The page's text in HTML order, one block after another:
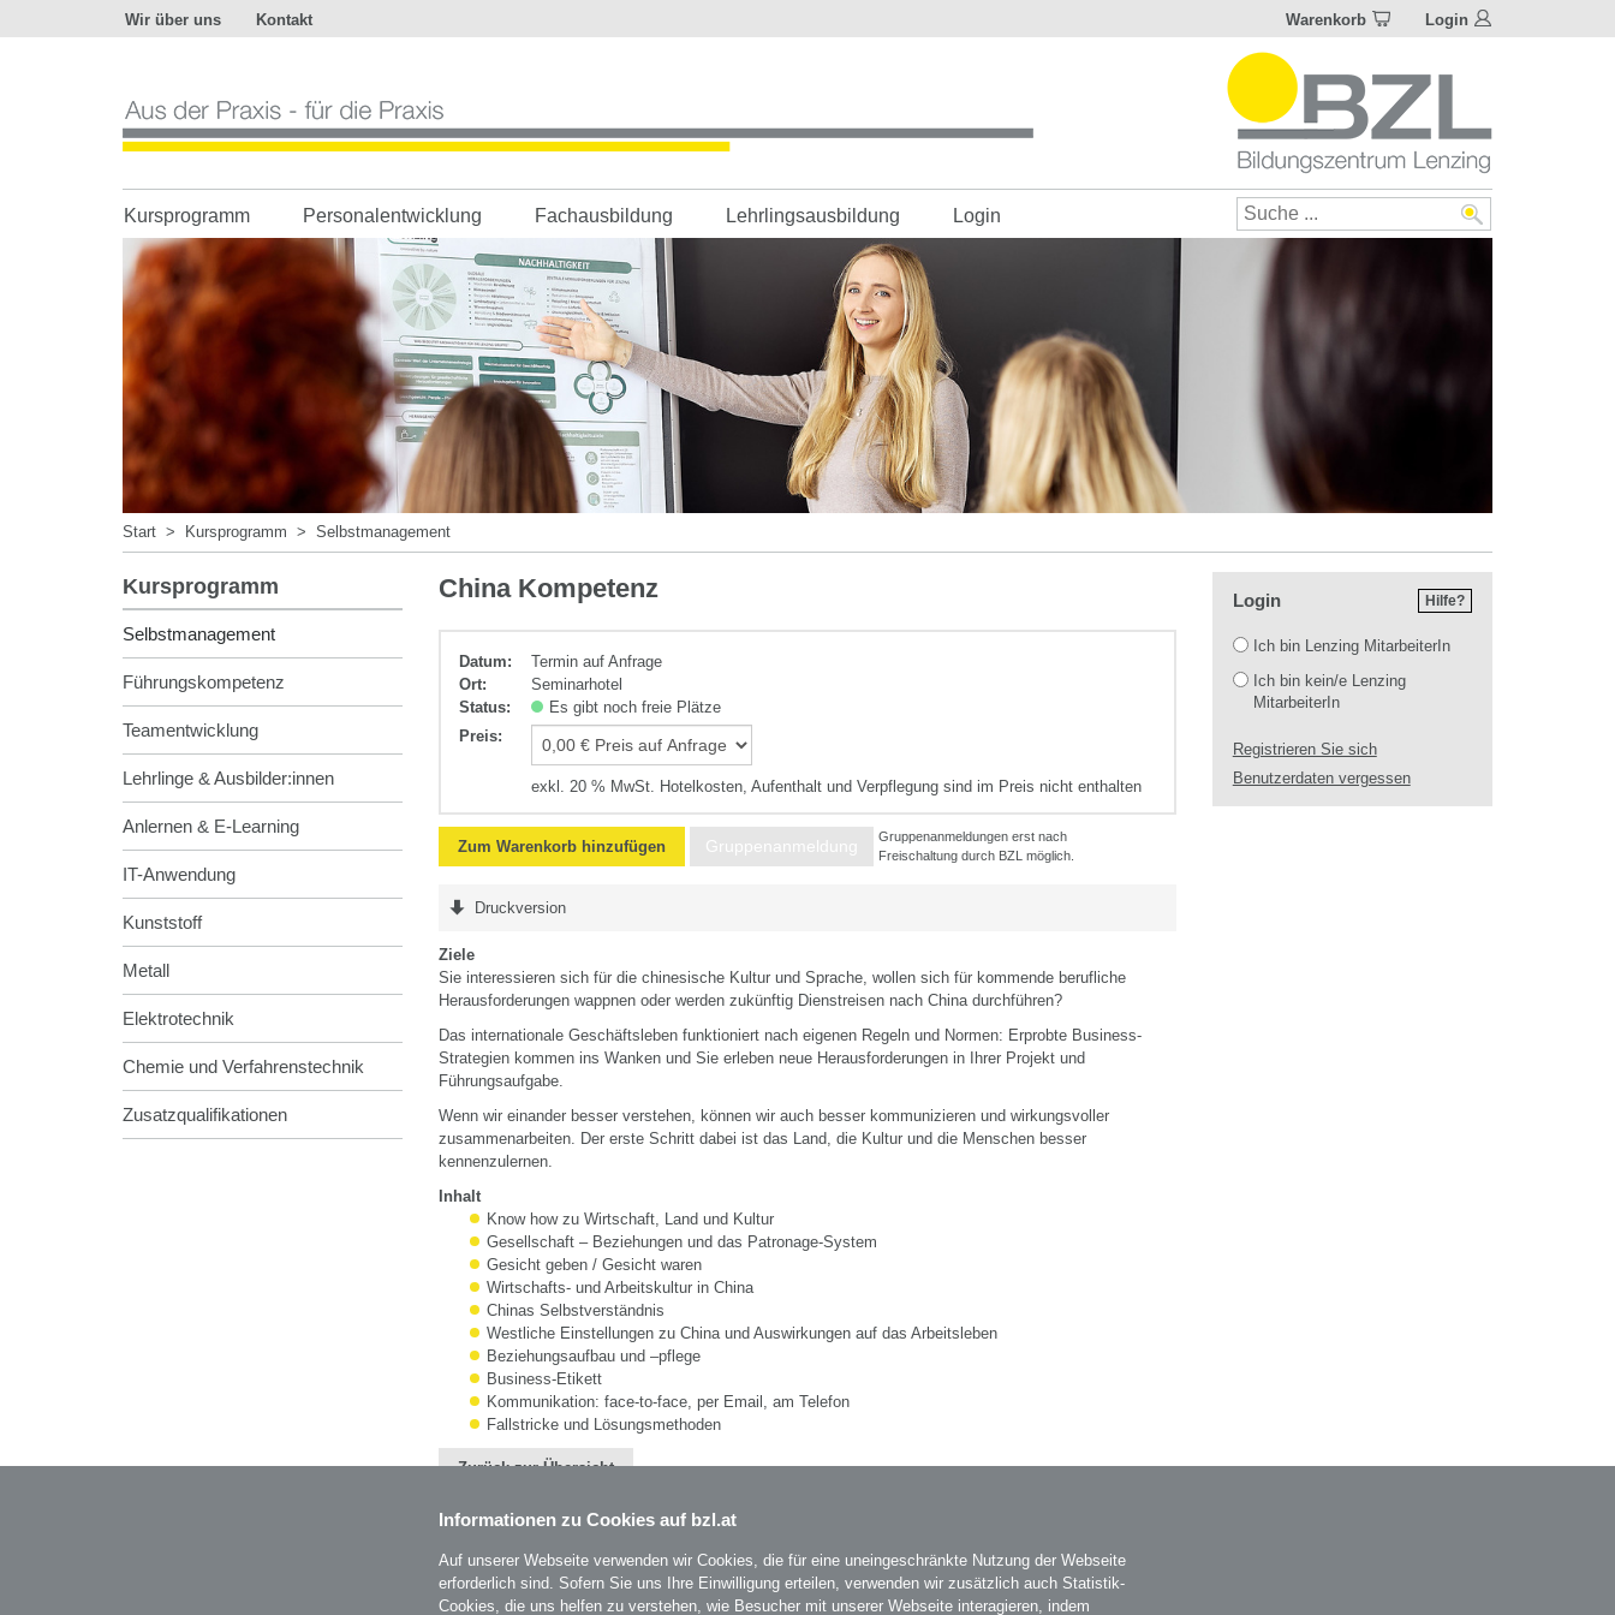
Wir über uns Kontakt Warenkorb Login
der
Praxis
-
die
Praxis
Kursprogramm Personalentwicklung Fachausbildung Lehrlingsausbildung Login
Start > Kursprogramm > Selbstmanagement
Kursprogramm
Selbstmanagement
Führungskompetenz
Teamentwicklung
Lehrlinge & Ausbilder:innen
Anlernen & E-Learning
IT-Anwendung
Kunststoff
Metall
Elektrotechnik
Chemie und Verfahrenstechnik
Zusatzqualifikationen
Selbstmanagement
China Kompetenz
Datum:
Termin auf Anfrage
Ort:
Seminarhotel
Status:
Es gibt noch freie Plätze
Preis:
exkl. 20 % MwSt. Hotelkosten, Aufenthalt und Verpflegung sind im Preis nicht enthalten
Zum Warenkorb hinzufügen Gruppenanmeldung
Gruppenanmeldungen erst nach
Freischaltung durch BZL möglich.
Druckversion
Ziele
Sie interessieren sich für die chinesische Kultur und Sprache, wollen sich für kommende berufliche
Herausforderungen wappnen oder werden zukünftig Dienstreisen nach China durchführen?
Das internationale Geschäftsleben funktioniert nach eigenen Regeln und Normen: Erprobte Business-
Strategien kommen ins Wanken und Sie erleben neue Herausforderungen in Ihrer Projekt und
Führungsaufgabe.
Wenn wir einander besser verstehen, können wir auch besser kommunizieren und wirkungsvoller
zusammenarbeiten. Der erste Schritt dabei ist das Land, die Kultur und die Menschen besser
kennenzulernen.
Inhalt
Know how zu Wirtschaft, Land und Kultur
Gesellschaft – Beziehungen und das Patronage-System
Gesicht geben / Gesicht waren
Wirtschafts- und Arbeitskultur in China
Chinas Selbstverständnis
Westliche Einstellungen zu China und Auswirkungen auf das Arbeitsleben
Beziehungsaufbau und –pflege
Business-Etikett
Kommunikation: face-to-face, per Email, am Telefon
Fallstricke und Lösungsmethoden
Zurück zur Übersicht
Hilfe?
Login
Ich bin Lenzing MitarbeiterIn
Ich bin kein/e Lenzing
MitarbeiterIn
Registrieren Sie sich
Benutzerdaten vergessen
BZL- Bildungszentrum Lenzingauf Facebook
Informationen zu Cookies auf bzl.at
Auf unserer Webseite verwenden wir Cookies, die für eine uneingeschränkte Nutzung der Webseite
erforderlich sind. Sofern Sie uns Ihre Einwilligung erteilen, verwenden wir zusätzlich auch Statistik-
Cookies, die uns helfen zu verstehen, wie Besucher mit unserer Webseite interagieren, indem